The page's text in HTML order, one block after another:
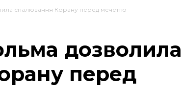
спалювання Корану перед мечеттю
дозволила
перед